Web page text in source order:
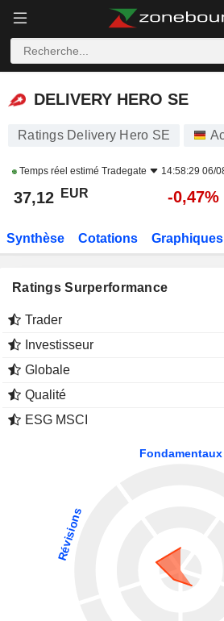
DELIVERY HERO SE
DELIVERY HERO SE
Ratings Delivery Hero SE
Temps réel estimé Tradegate 14:58:29 06/
37,12 EUR -0,47%
Synthèse Cotations Graphiques
Ratings Surperformance
Trader
Investisseur
Globale
Qualité
ESG MSCI